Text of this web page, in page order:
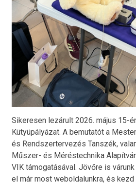
Sikeresen lezárult 2026. május 15-
Kütyüpályázat. A bemutatót a
és Rendszertervezés Tanszék,
Műszer- és Méréstechnika
VIK támogatásával. Jövőre is
el már most weboldalunkra, és